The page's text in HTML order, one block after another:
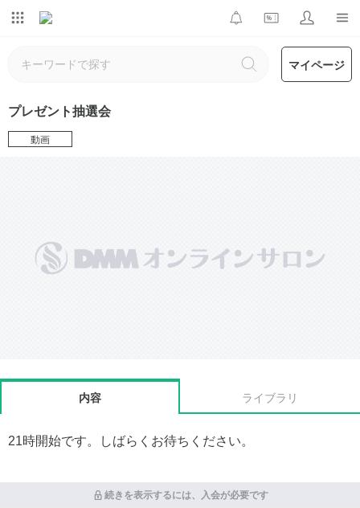
マイページ
プレゼント抽選会
動画
内容 ライブラリ
21時開始です。しばらくお待ちください。
続きを表示するには、入会が必要です